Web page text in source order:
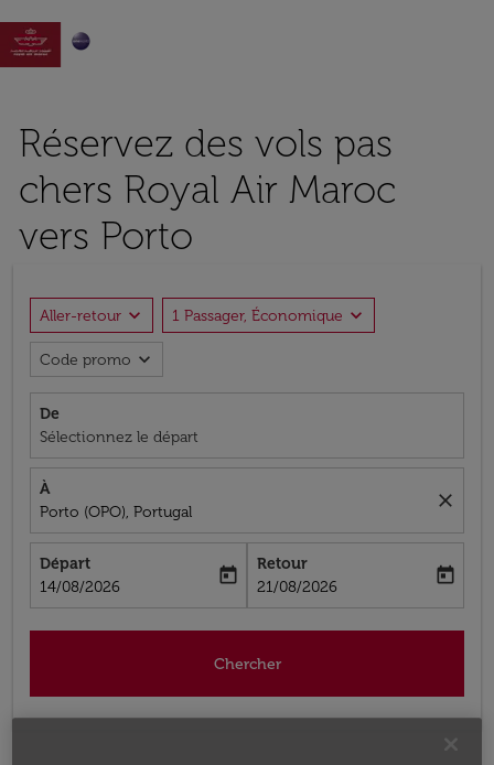

Réservez des vols pas
chers Royal Air Maroc
vers Porto
Aller-retour expand_more 1 Passager, Économique expand_more
Code promo expand_more
De
Sélectionnez le départ
À
Porto (OPO), Portugal
close
Départ
fc-booking-departure-date-aria-label
14/08/2026
today
Retour
fc-booking-return-date-aria-label
21/08/2026
today
Chercher